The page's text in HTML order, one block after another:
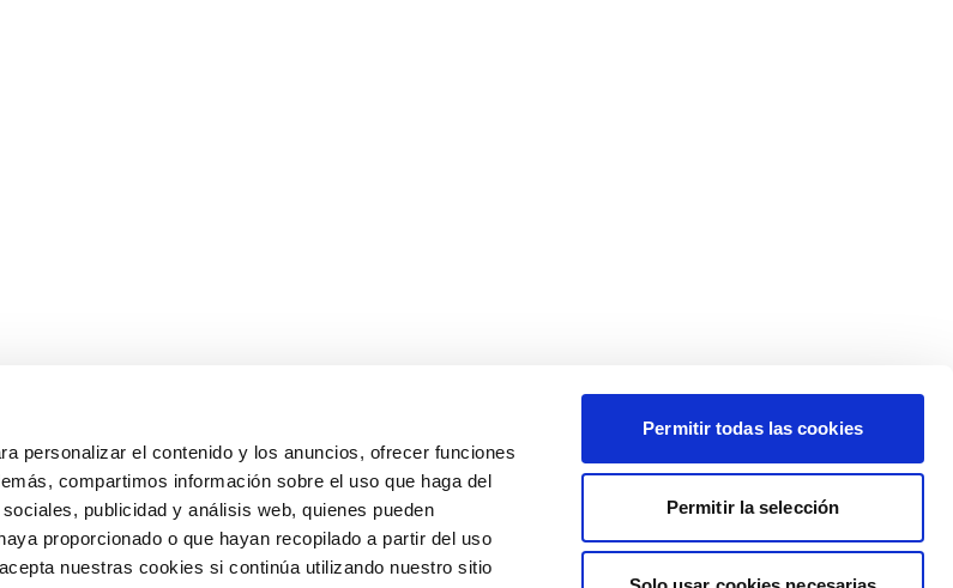
personalizar el contenido y los anuncios, ofrecer funciones
compartimos información sobre el uso que haga del
publicidad y análisis web, quienes pueden
proporcionado o que hayan recopilado a partir del uso
nuestras cookies si continúa utilizando nuestro sitio
Permitir todas las cookies
Permitir la selección